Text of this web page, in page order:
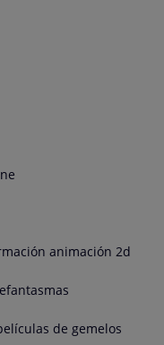
animación 2d
de gemelos